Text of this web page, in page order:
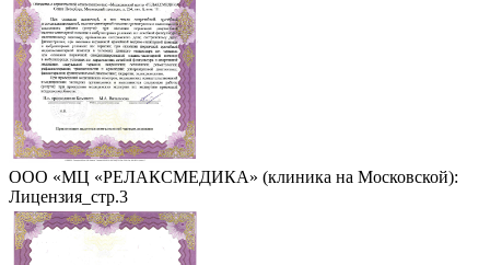
ООО «МЦ «РЕЛАКСМЕДИКА» (клиника на Московской):
Лицензия_стр.3